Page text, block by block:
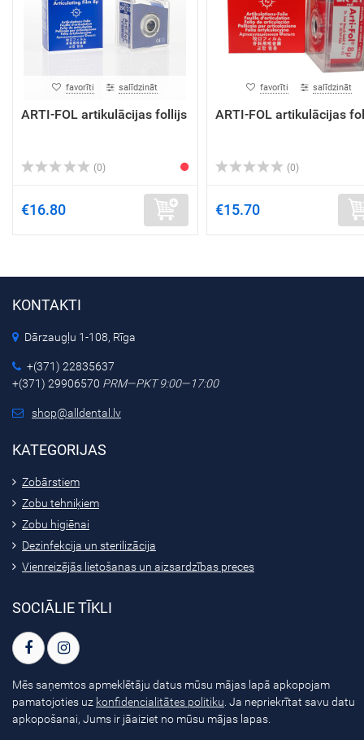
favorīti salīdzināt
ARTI-FOL artikulācijas follijs
(0)
€16.80
favorīti salīdzināt
ARTI-FOL artikulācijas
(0)
€15.70
KONTAKTI
Dārzaugļu 1-108, Rīga
+(371) 22835637
+(371) 29906570 PRM—PKT 9:00—17:00
shop@alldental.lv
KATEGORIJAS
Zobārstiem
Zobu tehniķiem
Zobu higiēnai
Dezinfekcija un sterilizācija
Vienreizējās lietošanas un aizsardzības preces
SOCIĀLIE TĪKLI
Mēs saņemtos apmeklētāju datus mūsu mājas lapā apkopojam
pamatojoties uz konfidencialitātes politiku . Ja nepriekrītat savu datu
apkopošanai, Jums ir jāaiziet no mūsu mājas lapas.